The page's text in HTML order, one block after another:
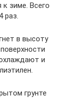
зиме. Всего
раз.
в высоту
и
грунте